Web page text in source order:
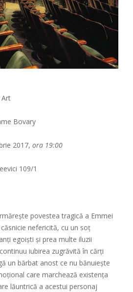
Art
Bovary
2017, ora 19:00
109/1
povestea tragică a Emmei
nefericită, cu un soț
egoiști și prea multe iluzii
iubirea zugrăvită în cărți
un bărbat anost ce nu bănuiește
care marchează existența
lăuntrică a acestui personaj